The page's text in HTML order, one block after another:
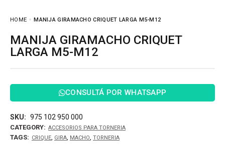
HOME MANIJA GIRAMACHO CRIQUET LARGA M5-M12
MANIJA GIRAMACHO CRIQUET
LARGA M5-M12
CONSULTÁ POR WHATSAPP
SKU: 975 102 950 000
CATEGORY: ACCESORIOS PARA TORNERIA
TAGS: CRIQUE, GIRA, MACHO, TORNERIA